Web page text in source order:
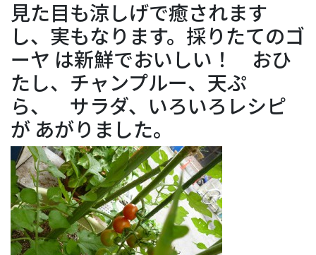
見た目も涼しげで癒されます
し、実もなります。採りたてのゴ
ーヤ は新鮮でおいしい！ おひ
たし、チャンプルー、天ぷ
ら、 サラダ、いろいろレシピ
が あがりました。